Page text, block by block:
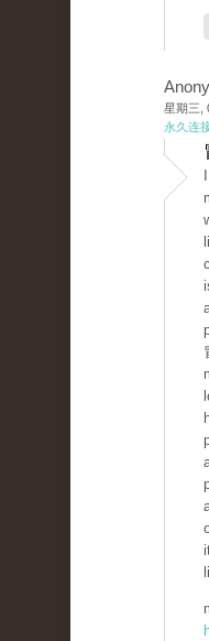
星期三,
永久连